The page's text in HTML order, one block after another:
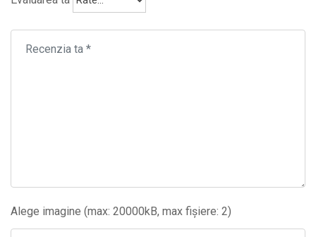
Alege imagine (max: 20000kB, max fișiere: 2)